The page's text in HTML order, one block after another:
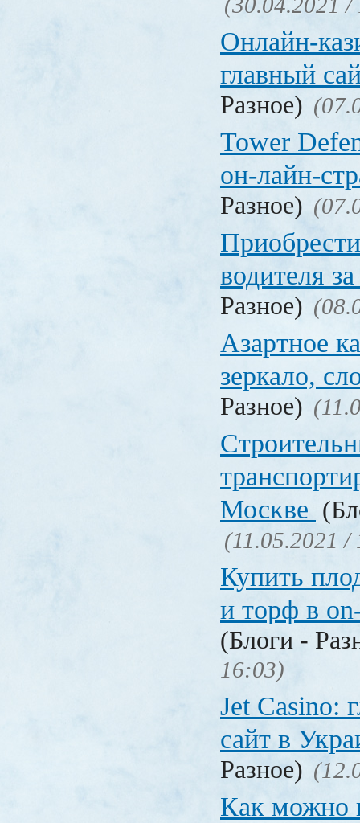
(30.04.2021 /
Онлайн-
главный
Разное)
Tower
он-лайн-
Разное)
водителя
Разное)
Азартное
зеркало,
Разное)
Москве
(11.05.2021 /
Купить
и торф в
(Блоги -
16:03)
Jet Сasino:
сайт в
Разное)
Как можно